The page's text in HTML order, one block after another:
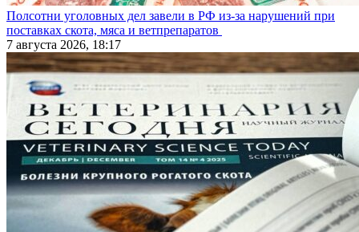
Полсотни уголовных дел завели в РФ из-за нарушений при
поставках скота, мяса и ветпрепаратов
7 августа 2026, 18:17